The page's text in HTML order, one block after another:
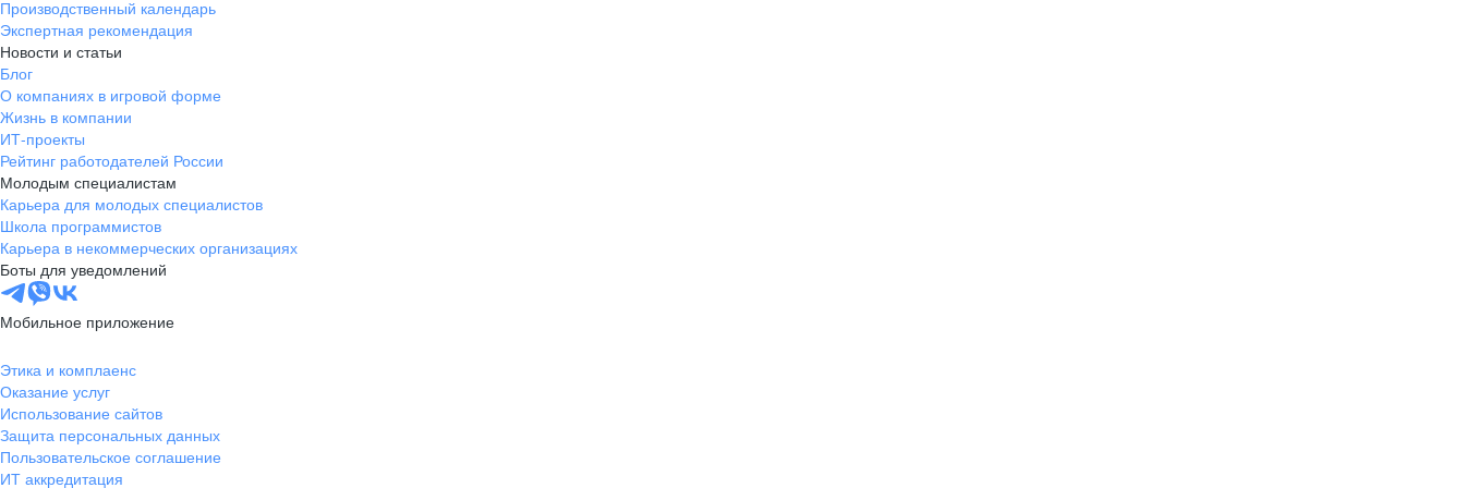
Производственный календарь
Экспертная рекомендация
Новости и статьи
Блог
О компаниях в игровой форме
Жизнь в компании
ИТ-проекты
Рейтинг работодателей России
Молодым специалистам
Карьера для молодых специалистов
Школа программистов
Карьера в некоммерческих организациях
Боты для уведомлений
Мобильное приложение
Этика и комплаенс
Оказание услуг
Использование сайтов
Защита персональных данных
Пользовательское соглашение
ИТ аккредитация